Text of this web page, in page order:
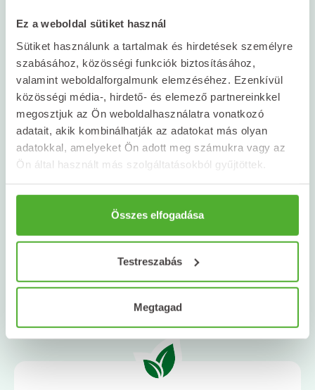
Ez a weboldal sütiket használ
Sütiket használunk a tartalmak és hirdetések személyre
szabásához, közösségi funkciók biztosításához,
valamint weboldalforgalmunk elemzéséhez. Ezenkívül
közösségi média-, hirdető- és elemező partnereinkkel
megosztjuk az Ön weboldalhasználatra vonatkozó
adatait, akik kombinálhatják az adatokat más olyan
adatokkal, amelyeket Ön adott meg számukra vagy az
Ön által használt más szolgáltatásokból gyűjtöttek.
Összes elfogadása
Testreszabás
Megtagad
kálmosgyökér, rozmaringlevél, szarkaláb,
szurokfű, tárnicsgyökér,ürömfű, vidrafűlevél
Hüvelynyálkahártya-hurut
árvácskafű, fűzfalevél, -kéreg, feketenadály-
gyökér, kamilla, libapimpófű, porcsinfű,
vadgesztenyelevél, vérontógyökér, zsályalevél
fagyöngy, galagonyavirág, -bogyó,
lestyángyökér, nyírfalevél, pacsirtafű,
petrezselyemgyökér, porcikafű, százszorszép,
zsurlófű
Zsába
bodzavirág, borsosmentalevél, cickafarkfű,
csalánlevél, kankalingyökér, nadálygyökér,
orbáncfű, kamilla, vidrafűlevél
Termékkategóriák
Akciós termékek
Aromaterápia
C-Vitamin család
D-Vitamin család
Egyéb
Gyógyhatású készítmények
Gyógynövény alapú készítmények
Speciális készítmények
Svédcsepp, svédkeserű
étrend-kiegészítők